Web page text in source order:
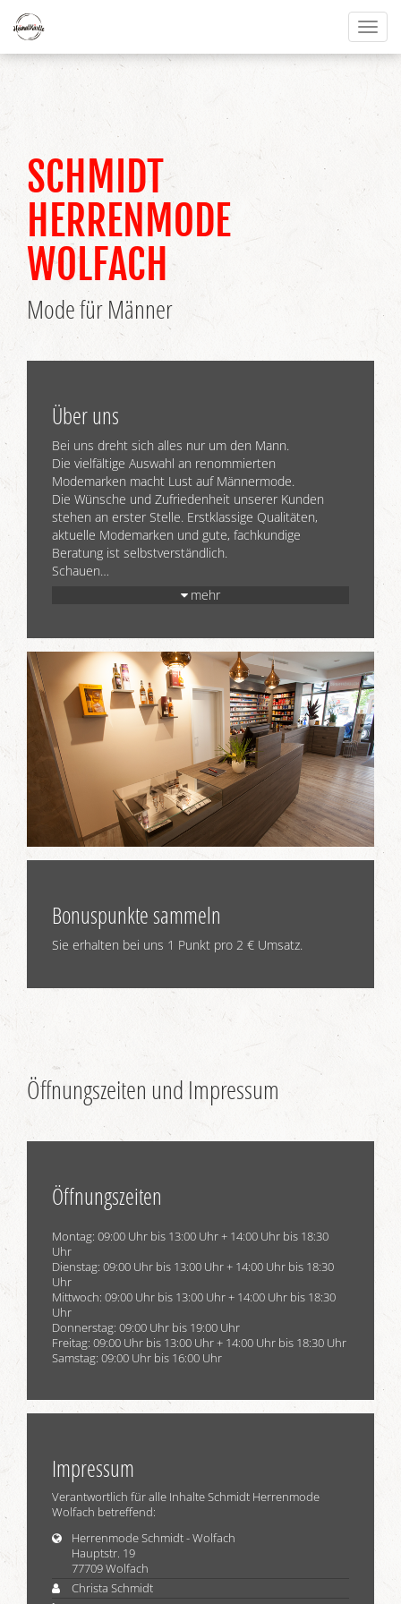
SCHMIDT
HERRENMODE
WOLFACH
Mode für Männer
Über uns
Bei uns dreht sich alles nur um den Mann.
Die vielfältige Auswahl an renommierten
Modemarken macht Lust auf Männermode.
Die Wünsche und Zufriedenheit unserer Kunden
stehen an erster Stelle. Erstklassige Qualitäten,
aktuelle Modemarken und gute, fachkundige
Beratung ist selbstverständlich.
Schauen…
mehr
Bonuspunkte sammeln
Sie erhalten bei uns 1 Punkt pro 2 € Umsatz.
Öffnungszeiten und Impressum
Öffnungszeiten
Montag: 09:00 Uhr bis 13:00 Uhr + 14:00 Uhr bis 18:30
Uhr
Dienstag: 09:00 Uhr bis 13:00 Uhr + 14:00 Uhr bis 18:30
Uhr
Mittwoch: 09:00 Uhr bis 13:00 Uhr + 14:00 Uhr bis 18:30
Uhr
Donnerstag: 09:00 Uhr bis 19:00 Uhr
Freitag: 09:00 Uhr bis 13:00 Uhr + 14:00 Uhr bis 18:30 Uhr
Samstag: 09:00 Uhr bis 16:00 Uhr
Impressum
Verantwortlich für alle Inhalte Schmidt Herrenmode
Wolfach betreffend:
Herrenmode Schmidt - Wolfach
Hauptstr. 19
77709 Wolfach
Christa Schmidt